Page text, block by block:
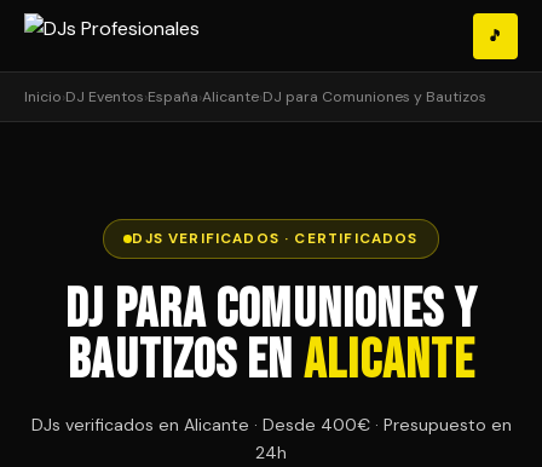
🎵
Inicio›DJ Eventos›España›Alicante›DJ para Comuniones y Bautizos
DJS VERIFICADOS · CERTIFICADOS
DJ para Comuniones y
Bautizos enAlicante
DJs verificados en Alicante · Desde 400€ · Presupuesto en
24h